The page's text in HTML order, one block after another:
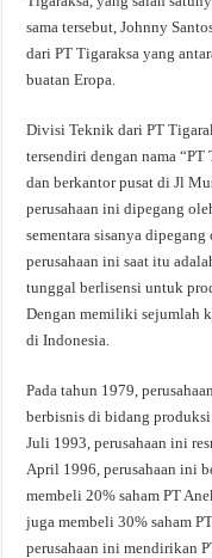
sama tersebut, Johnny
dari PT Tigaraksa yang
buatan Eropa.
Divisi Teknik dari PT
tersendiri dengan nama
dan berkantor pusat di Jl
perusahaan ini dipegang
sementara sisanya
perusahaan ini saat itu
tunggal berlisensi untuk
Dengan memiliki sejumlah
di Indonesia.
Pada tahun 1979,
berbisnis di bidang
Juli 1993, perusahaan ini
April 1996, perusahaan ini
membeli 20% saham PT
juga membeli 30% saham
perusahaan ini mendirikan